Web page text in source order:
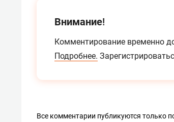
Внимание!
Комментирование временно
Подробнее.
Все комментарии публикуются только